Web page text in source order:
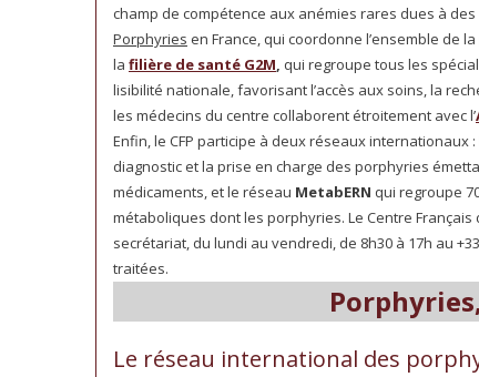
champ de compétence aux anémies rares dues à
Porphyries en France, qui coordonne l’ensemble de
la filière de santé G2M, qui regroupe tous les
lisibilité nationale, favorisant l’accès aux soins, la
les médecins du centre collaborent étroitement avec l’
Enfin, le CFP participe à deux réseaux internationaux :
diagnostic et la prise en charge des porphyries
médicaments, et le réseau MetabERN qui regroupe
métaboliques dont les porphyries. Le Centre
secrétariat, du lundi au vendredi, de 8h30 à 17h au
traitées.
Le réseau international des